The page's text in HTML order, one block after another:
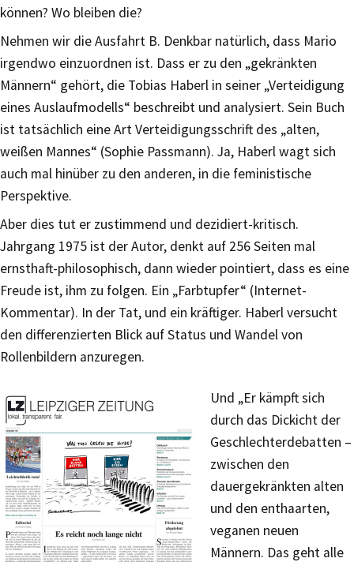
können? Wo bleiben die?
Nehmen wir die Ausfahrt B. Denkbar natürlich, dass Mario
irgendwo einzuordnen ist. Dass er zu den „gekränkten
Männern“ gehört, die Tobias Haberl in seiner „Verteidigung
eines Auslaufmodells“ beschreibt und analysiert. Sein Buch
ist tatsächlich eine Art Verteidigungsschrift des „alten,
weißen Mannes“ (Sophie Passmann). Ja, Haberl wagt sich
auch mal hinüber zu den anderen, in die feministische
Perspektive.
Aber dies tut er zustimmend und dezidiert-kritisch.
Jahrgang 1975 ist der Autor, denkt auf 256 Seiten mal
ernsthaft-philosophisch, dann wieder pointiert, dass es eine
Freude ist, ihm zu folgen. Ein „Farbtupfer“ (Internet-
Kommentar). In der Tat, und ein kräftiger. Haberl versucht
den differenzierten Blick auf Status und Wandel von
Rollenbildern anzuregen.
Und „Er kämpft sich
durch das Dickicht der
Geschlechterdebatten –
zwischen den
dauergekränkten alten
und den enthaarten,
veganen neuen
Männern. Das geht alle